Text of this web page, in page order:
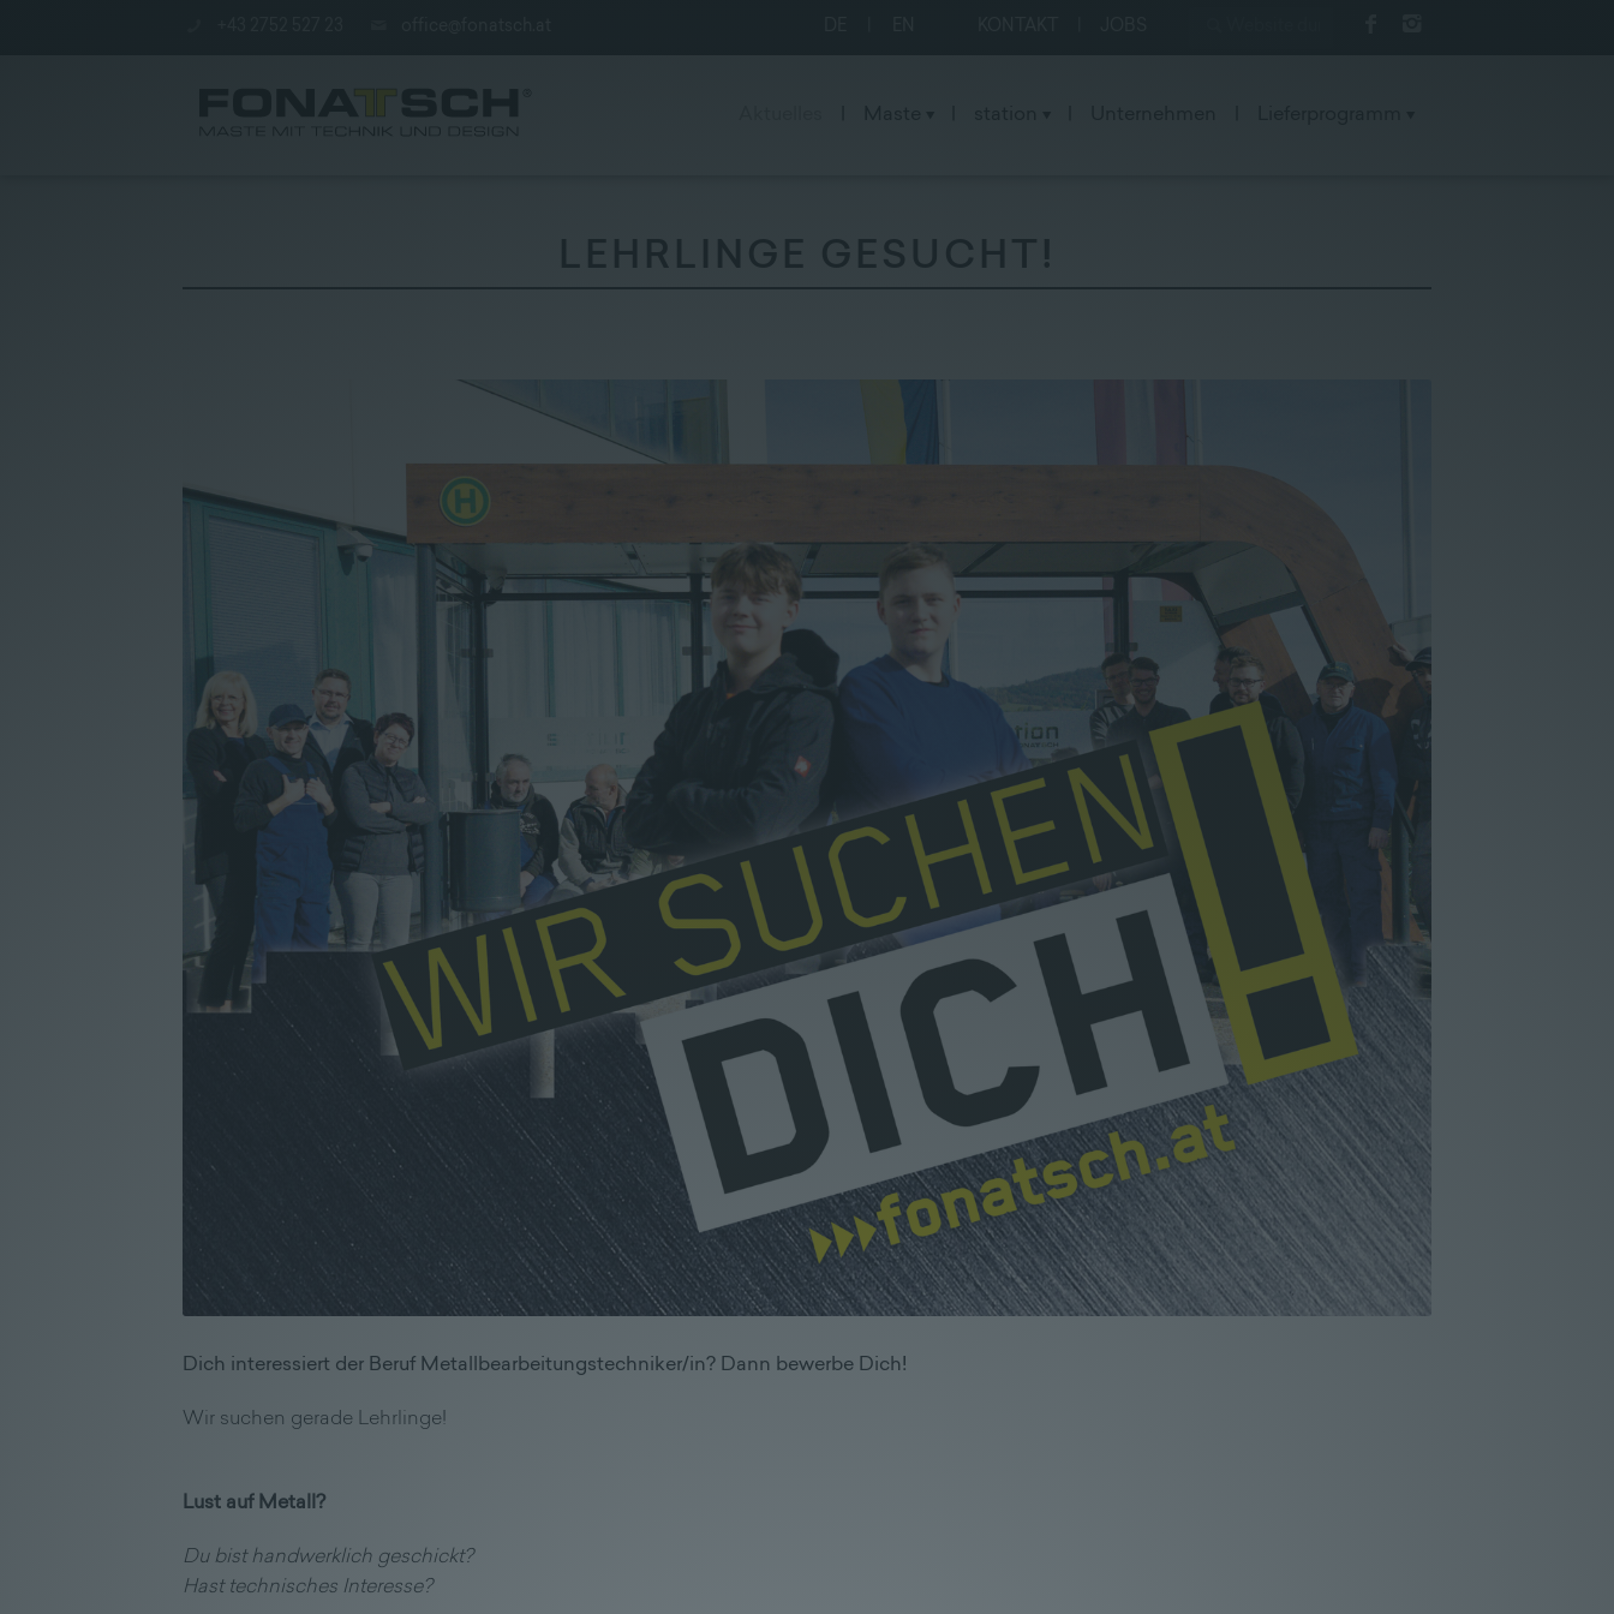
Aktuelles
LEHRLINGE GESUCHT!
Dich interessiert der Beruf Metallbearbeitungstechniker/in? Dann bewerbe Dich!
Wir suchen gerade Lehrlinge!
Lust auf Metall?
Du bist handwerklich geschickt?
Hast technisches Interesse?